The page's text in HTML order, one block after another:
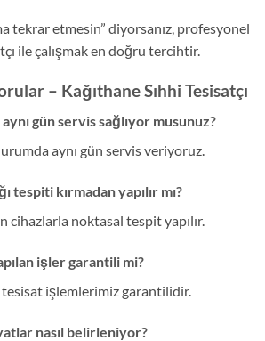
tekrar etmesin” diyorsanız, profesyonel
ile çalışmak en doğru tercihtir.
– Kağıthane Sıhhi Tesisatçı
aynı gün servis sağlıyor musunuz?
aynı gün servis veriyoruz.
tespiti kırmadan yapılır mı?
cihazlarla noktasal tespit yapılır.
işler garantili mi?
tesisat işlemlerimiz garantilidir.
nasıl belirleniyor?